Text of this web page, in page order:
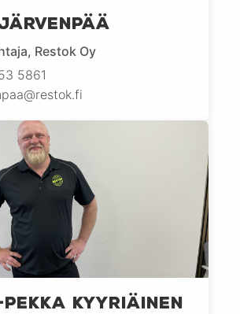
Restok Oy
5861
Kyyriäinen